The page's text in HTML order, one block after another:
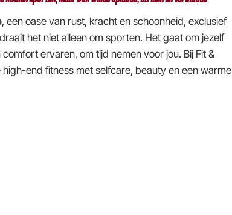
, een oase van rust, kracht en schoonheid, exclusief
het niet alleen om sporten. Het gaat om jezelf
ervaren, om tijd nemen voor jou. Bij Fit &
end fitness met selfcare, beauty en een warme